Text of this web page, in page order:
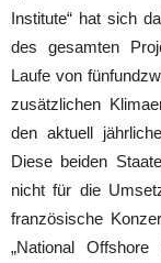
Institute“ hat sich
des gesamten
Laufe von
zusätzlichen
den aktuell
Diese beiden
nicht für die
französische
„National